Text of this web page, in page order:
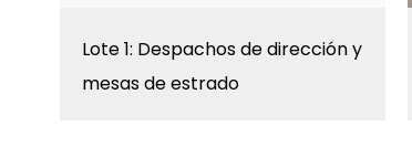
Lote 1: Despachos de dirección y
mesas de estrado